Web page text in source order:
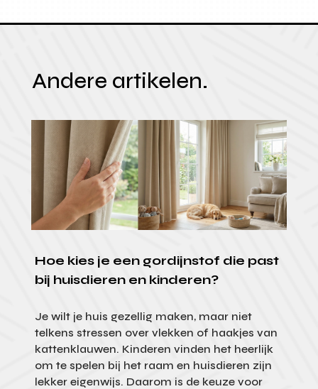
Andere artikelen.
Hoe kies je een gordijnstof die past
bij huisdieren en kinderen?
Je wilt je huis gezellig maken, maar niet
telkens stressen over vlekken of haakjes van
kattenklauwen. Kinderen vinden het heerlijk
om te spelen bij het raam en huisdieren zijn
lekker eigenwijs. Daarom is de keuze voor